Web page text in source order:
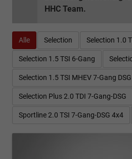
HHC Team.
Alle Selection Selection 1.0
Selection 1.5 TSI 6-Gang
Selection 1.5 TSI MHEV 7-Gang DSG
Selection Plus 2.0 TDI 7-Gang-DSG
Sportline 2.0 TSI 7-Gang-DSG 4x4